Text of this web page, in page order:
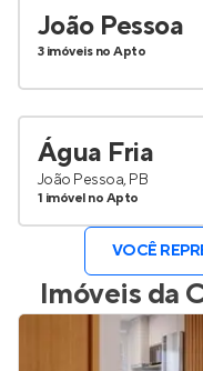
João Pessoa
3 imóveis no Apto
Água Fria
João Pessoa, PB
1 imóvel no Apto
VOCÊ
Imóveis da